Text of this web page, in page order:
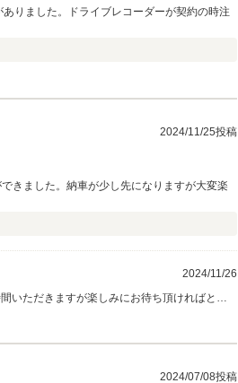
りました。ドライブレコーダーが契約の時注
2024/11/25投稿
きました。納車が少し先になりますが大変楽
2024/11/26
いただきますが楽しみにお待ち頂ければと思
2024/07/08投稿